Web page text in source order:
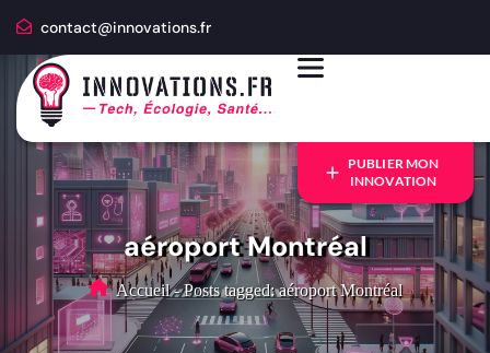
contact@innovations.fr
PUBLIER MON
INNOVATION
aéroport Montréal
Accueil - Posts tagged: aéroport Montréal